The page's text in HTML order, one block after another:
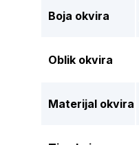
Boja okvira
Oblik okvira
Materijal okvira